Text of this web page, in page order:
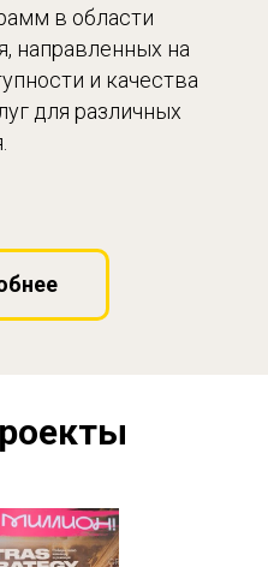
в области
направленных на
и качества
для различных